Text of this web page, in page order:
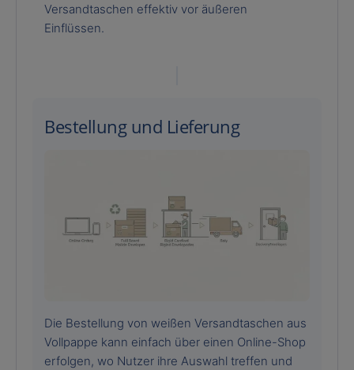
Versandtaschen effektiv vor äußeren
Einflüssen.
Bestellung und Lieferung
Die Bestellung von weißen Versandtaschen aus
Vollpappe kann einfach über einen Online-Shop
erfolgen, wo Nutzer ihre Auswahl treffen und